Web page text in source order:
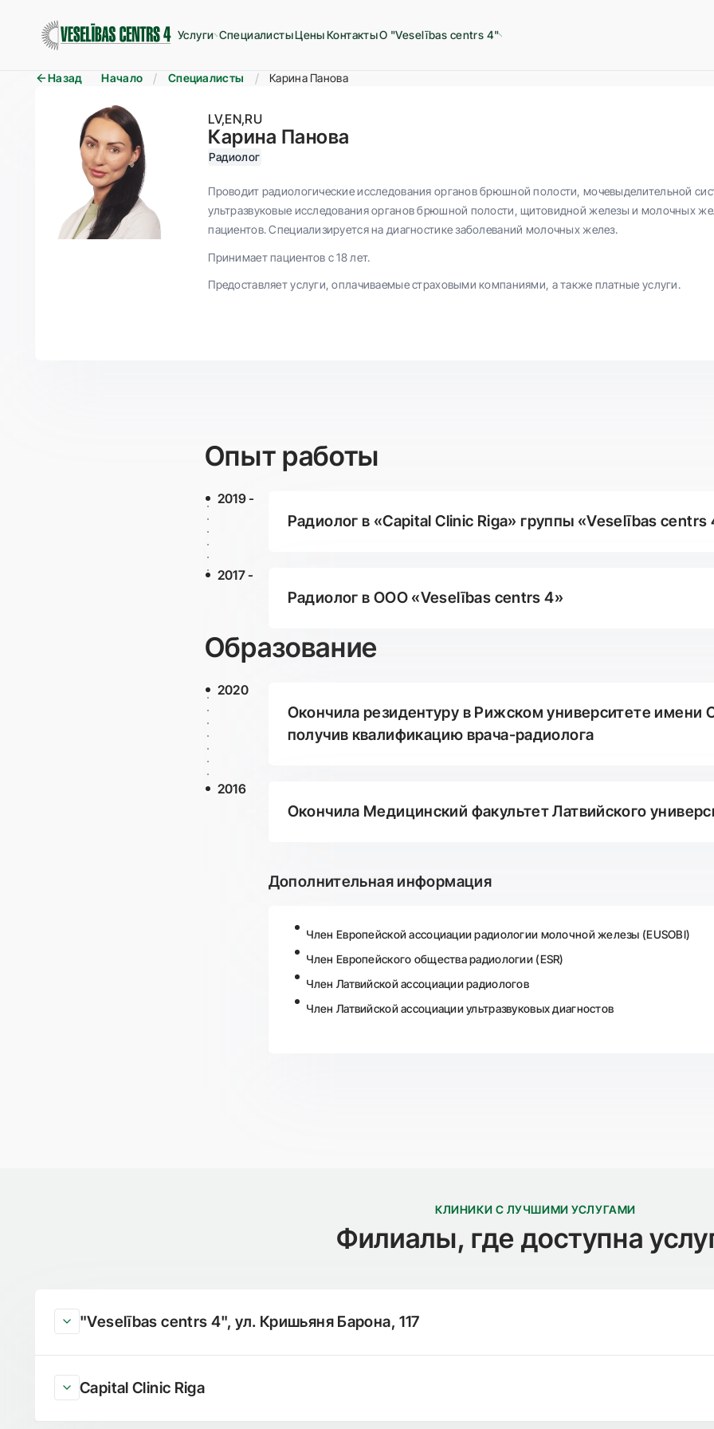
Услуги СпециалистыЦеныКонтактыО "Veselības centrs 4"
Назад Начало Специалисты Карина Панова
LV EN RU
Карина Панова
Радиолог
Проводит радиологические исследования органов брюшной полости, мочевыделительной
ультразвуковые исследования органов брюшной полости, щитовидной железы и молочных
пациентов. Специализируется на диагностике заболеваний молочных желез.
Принимает пациентов с 18 лет.
Предоставляет услуги, оплачиваемые страховыми компаниями, а также платные услуги.
Опыт работы
2019 -
Радиолог в «Capital Clinic Riga» группы «Veselības centrs
2017 -
Радиолог в ООО «Veselības centrs 4»
Образование
2020
Окончила резидентуру в Рижском университете имени
получив квалификацию врача-радиолога
2016
Окончила Медицинский факультет Латвийского
Дополнительная информация
Член Европейской ассоциации радиологии молочной железы (EUSOBI)
Член Европейского общества радиологии (ESR)
Член Латвийской ассоциации радиологов
Член Латвийской ассоциации ультразвуковых диагностов
КЛИНИКИ С ЛУЧШИМИ УСЛУГАМИ
Филиалы, где доступна
"Veselības centrs 4", ул. Кришьяня Барона, 117
Capital Clinic Riga